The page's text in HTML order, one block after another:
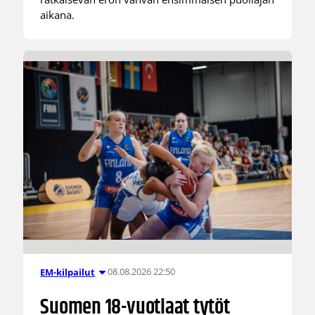
aikana.
EM-kilpailut 08.08.2026 22:50
Suomen 18-vuotiaat tytöt